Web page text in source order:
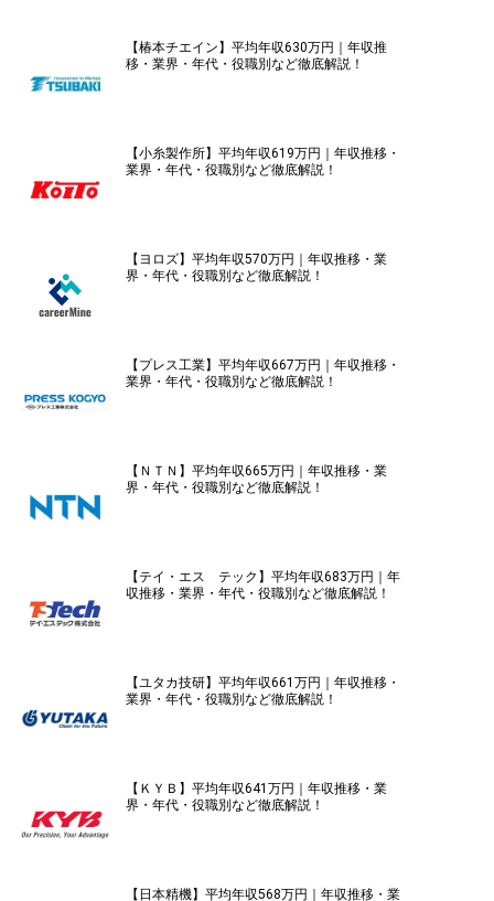
【椿本チエイン】平均年収630万円｜年収推
移・業界・年代・役職別など徹底解説！
【小糸製作所】平均年収619万円｜年収推移・
業界・年代・役職別など徹底解説！
【ヨロズ】平均年収570万円｜年収推移・業
界・年代・役職別など徹底解説！
【プレス工業】平均年収667万円｜年収推移・
業界・年代・役職別など徹底解説！
【ＮＴＮ】平均年収665万円｜年収推移・業
界・年代・役職別など徹底解説！
【テイ・エス テック】平均年収683万円｜年
収推移・業界・年代・役職別など徹底解説！
【ユタカ技研】平均年収661万円｜年収推移・
業界・年代・役職別など徹底解説！
【ＫＹＢ】平均年収641万円｜年収推移・業
界・年代・役職別など徹底解説！
【日本精機】平均年収568万円｜年収推移・業